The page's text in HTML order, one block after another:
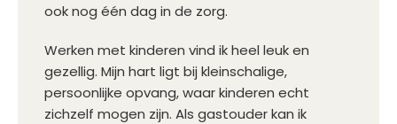
ook nog één dag in de zorg.
Werken met kinderen vind ik heel leuk en
gezellig. Mijn hart ligt bij kleinschalige,
persoonlijke opvang, waar kinderen echt
zichzelf mogen zijn. Als gastouder kan ik